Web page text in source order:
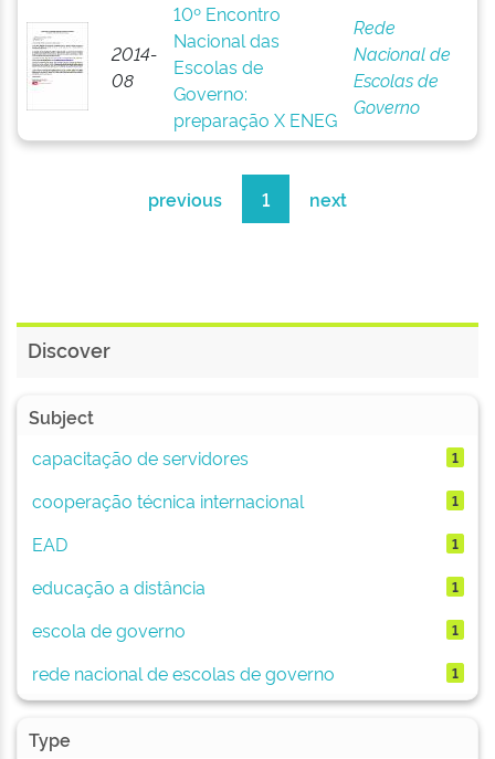
2014-
08
10º Encontro
Nacional das
Escolas de
Governo:
preparação X ENEG
Rede
Nacional de
Escolas de
Governo
previous 1 next
Discover
Subject
capacitação de servidores
1
cooperação técnica internacional 1
EAD 1
educação a distância 1
escola de governo 1
rede nacional de escolas de governo 1
Type